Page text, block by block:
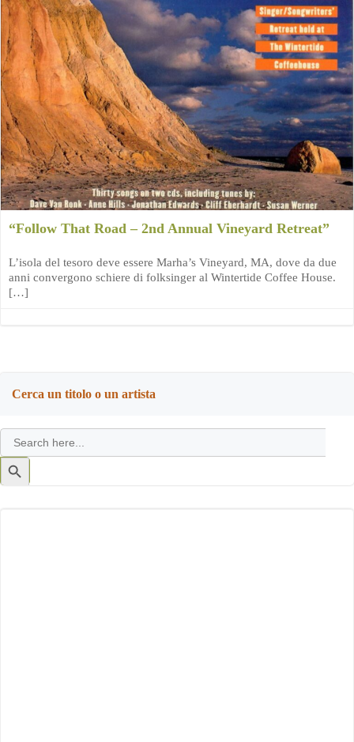
“Follow That Road – 2nd Annual Vineyard Retreat”
L’isola del tesoro deve essere Marha’s Vineyard, MA, dove da due
anni convergono schiere di folksinger al Wintertide Coffee House.
[…]
Cerca un titolo o un artista
Search
for:
Search
Button